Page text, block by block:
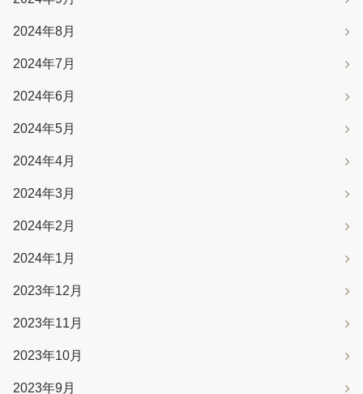
2024年8月
2024年7月
2024年6月
2024年5月
2024年4月
2024年3月
2024年2月
2024年1月
2023年12月
2023年11月
2023年10月
2023年9月